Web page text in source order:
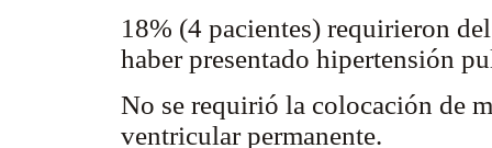
18% (4 pacientes) requirieron
haber presentado hipertensión
No se requirió la colocación de
ventricular permanente.